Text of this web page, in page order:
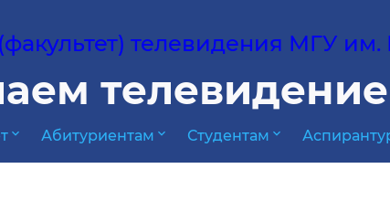
телевидения МГУ
expand_more Абитуриентам expand_more Студентам expand_more